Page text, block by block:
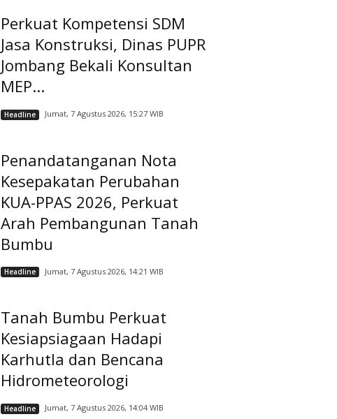
Perkuat Kompetensi SDM
Jasa Konstruksi, Dinas PUPR
Jombang Bekali Konsultan
MEP...
Headline Jumat, 7 Agustus 2026, 15:27 WIB
Penandatanganan Nota
Kesepakatan Perubahan
KUA-PPAS 2026, Perkuat
Arah Pembangunan Tanah
Bumbu
Headline Jumat, 7 Agustus 2026, 14:21 WIB
Tanah Bumbu Perkuat
Kesiapsiagaan Hadapi
Karhutla dan Bencana
Hidrometeorologi
Headline Jumat, 7 Agustus 2026, 14:04 WIB